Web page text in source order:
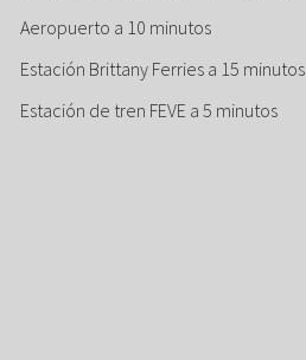
Aeropuerto a 10 minutos
Estación Brittany Ferries a 15 minutos
Estación de tren FEVE a 5 minutos